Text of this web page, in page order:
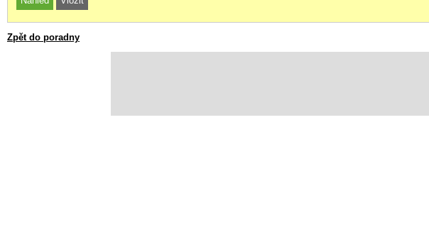
Zpět do poradny